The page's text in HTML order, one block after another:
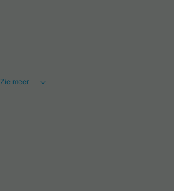
Zie meer